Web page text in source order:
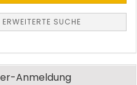
ERWEITERTE SUCHE
Anmeldung